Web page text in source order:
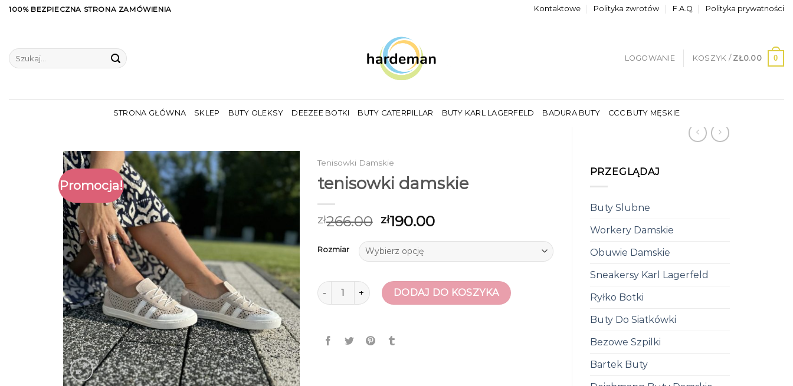
Skip100% BEZPIECZNA STRONA ZAMÓWIENIA Kontaktowe Polityka zwrotów F.A.Q Polityka prywatności
Szukaj:
LOGOWANIE KOSZYK / ZŁ0.00 0
STRONA GŁÓWNA SKLEP BUTY OLEKSY DEEZEE BOTKI BUTY CATERPILLAR BUTY KARL LAGERFELD BADURA BUTY CCC BUTY MĘSKIE
PRZEGLĄDAJ
Buty Slubne
Workery Damskie
Obuwie Damskie
Sneakersy Karl Lagerfeld
Ryłko Botki
Buty Do Siatkówki
Bezowe Szpilki
Bartek Buty
Promocja!
Tenisowki Damskie
tenisowki damskie
zł266.00 zł190.00
Rozmiar
ilość tenisowki damskieDODAJ DO KOSZYKA